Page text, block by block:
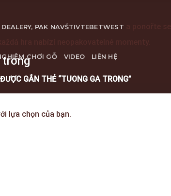
PAK NAVŠTIVTEBETWEST
CHƠI GỖ VIDEO LIÊN HỆ
trong
GẮN THẺ “TUONG GA TRONG”
lựa chọn của bạn.